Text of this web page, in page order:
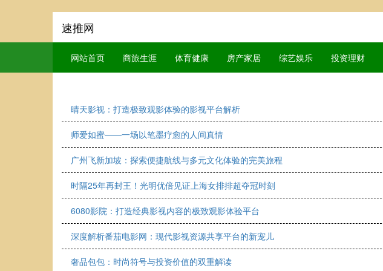
速推网
网站首页 商旅生涯 体育健康 房产家居 综艺娱乐 投资理财
晴天影视：打造极致观影体验的影视平台解析
师爱如蜜——一场以笔墨疗愈的人间真情
广州飞新加坡：探索便捷航线与多元文化体验的完美旅程
时隔25年再封王！光明优倍见证上海女排排超夺冠时刻
6080影院：打造经典影视内容的极致观影体验平台
深度解析番茄电影网：现代影视资源共享平台的新宠儿
奢品包包：时尚符号与投资价值的双重解读